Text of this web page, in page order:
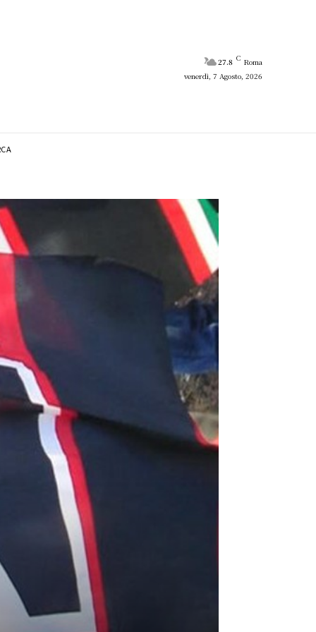
27.8 C Roma
venerdì, 7 Agosto, 2026